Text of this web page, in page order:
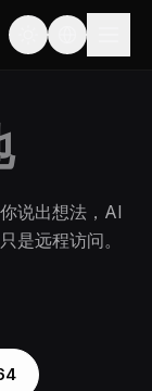
说出想法，AI
是远程访问。